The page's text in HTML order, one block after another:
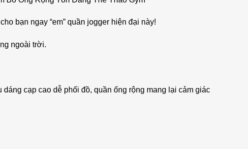
bạn ngay “em” quần jogger hiện đại này!
ngoài trời.
cạp cao dễ phối đồ, quần ống rộng mang lại cảm giác